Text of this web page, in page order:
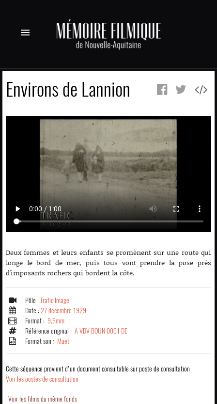
menu
Environs de Lannion
Deux femmes et leurs enfants se promènent sur une route qui
longe le bord de mer, puis tous vont prendre la pose près
d'imposants rochers qui bordent la côte.
Pôle : Trafic Image
Date : 27 décembre 1929
Format : 9,5mm
Référence original : A VDV BOUN 0001 DE
Format son : Muet
Cette séquence provient d'un document consultable sur poste de consultation
Voir les postes de consultation
Voir les films du même fonds